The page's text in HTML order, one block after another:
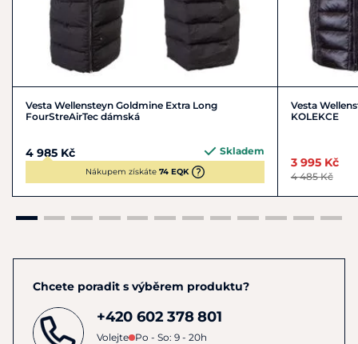
Vesta Wellensteyn Goldmine Extra Long
FourStreAirTec dámská
4 985 Kč Skladem
Nákupem získáte 74 EQK
Vesta
KOLEKCE
3 995 Kč
4 485 Kč
Chcete poradit s výběrem produktu?
+420 602 378 801
Volejte Po - So: 9 - 20h